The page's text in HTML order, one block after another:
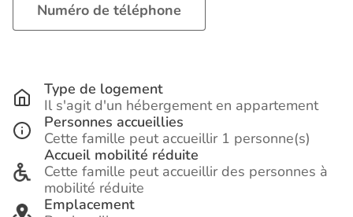
Numéro de téléphone
Type de logement
Il s'agit d'un hébergement en appartement
Personnes accueillies
Cette famille peut accueillir 1 personne(s)
Accueil mobilité réduite
Cette famille peut accueillir des personnes à
mobilité réduite
Emplacement